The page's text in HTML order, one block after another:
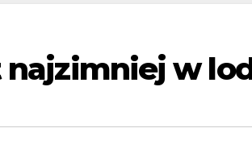
najzimniej w